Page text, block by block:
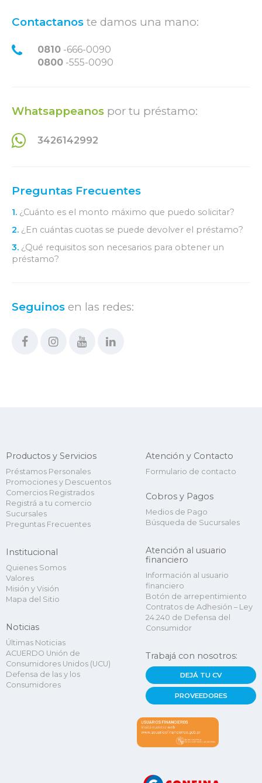
Contactanos te damos una mano:
0810 -666-0090
0800 -555-0090
Whatsappeanos por tu préstamo:
3426142992
Preguntas Frecuentes
1. ¿Cuánto es el monto máximo que puedo solicitar?
2. ¿En cuántas cuotas se puede devolver el préstamo?
3. ¿Qué requisitos son necesarios para obtener un
préstamo?
Seguinos en las redes:
Productos y Servicios
Préstamos Personales
Promociones y Descuentos
Comercios Registrados
Registrá a tu comercio
Sucursales
Preguntas Frecuentes
Institucional
Quienes Somos
Valores
Misión y Visión
Mapa del Sitio
Noticias
Últimas Noticias
ACUERDO Unión de
Consumidores Unidos (UCU)
Defensa de las y los
Consumidores
Atención y Contacto
Formulario de contacto
Cobros y Pagos
Medios de Pago
Búsqueda de Sucursales
Atención al usuario
financiero
Información al usuario
financiero
Botón de arrepentimiento
Contratos de Adhesión – Ley
24.240 de Defensa del
Consumidor
Trabajá con nosotros:
DEJÁ TU CV
PROVEEDORES